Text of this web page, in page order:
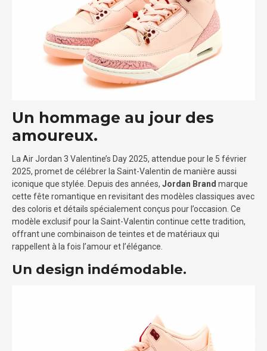
Un hommage au jour des
amoureux.
La Air Jordan 3 Valentine’s Day 2025, attendue pour le 5 février
2025, promet de célébrer la Saint-Valentin de manière aussi
iconique que stylée. Depuis des années, Jordan Brand marque
cette fête romantique en revisitant des modèles classiques avec
des coloris et détails spécialement conçus pour l’occasion. Ce
modèle exclusif pour la Saint-Valentin continue cette tradition,
offrant une combinaison de teintes et de matériaux qui
rappellent à la fois l’amour et l’élégance.
Un design indémodable.